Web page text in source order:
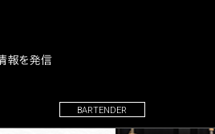
BARTENDER